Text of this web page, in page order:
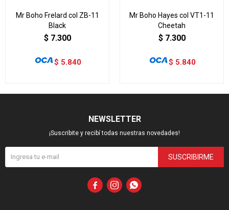
Mr Boho Frelard col ZB-11
Black
$ 7.300
$ 5.840
Mr Boho Hayes col VT1-11
Cheetah
$ 7.300
$ 5.840
NEWSLETTER
¡Suscribite y recibí todas nuestras novedades!
SUSCRIBIRME
  